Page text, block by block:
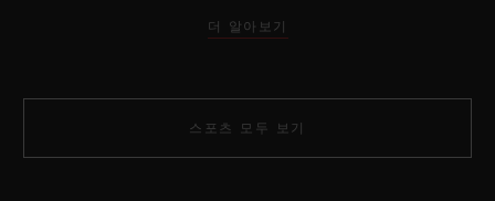
더 알아보기
스포츠 모두 보기